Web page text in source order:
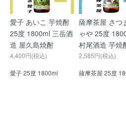
愛子 あいこ 芋焼酎
25度 1800ml 三岳酒
造 屋久島焼酎
4,400円(税込)
愛子 25度 1800ml
薩摩茶屋 さつ
ゃや 25度
村尾酒造 芋焼
2,585円(税込)
薩摩茶屋 25度